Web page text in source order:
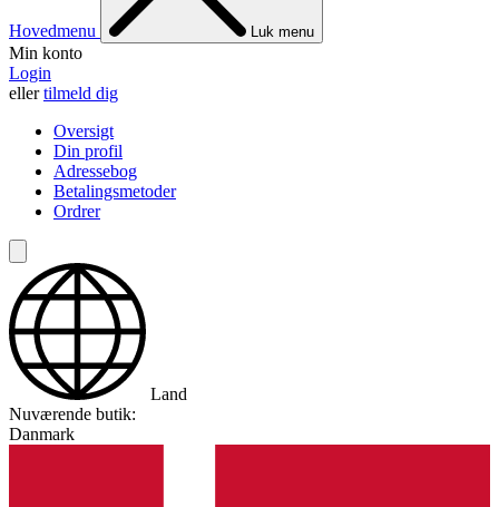
Hovedmenu Luk menu
Min konto
Login
ellertilmeld dig
Oversigt
Din profil
Adressebog
Betalingsmetoder
Ordrer
Land
Nuværende butik:
Danmark